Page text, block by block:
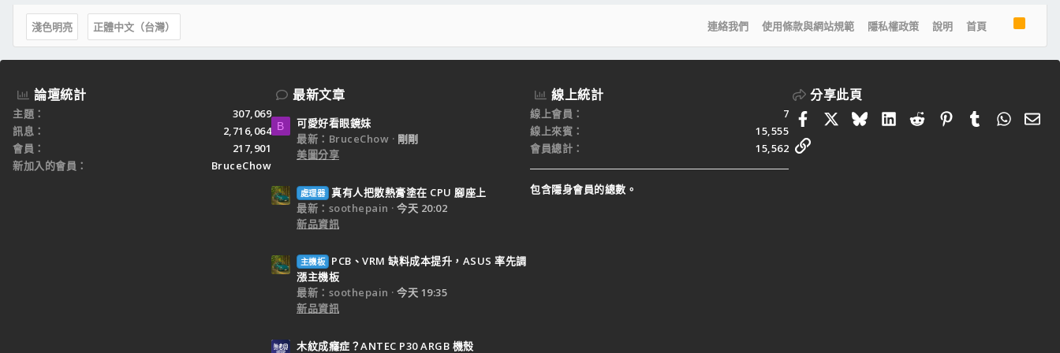
淺色明亮 正體中文（台灣） 連絡我們 使用條款與網站規範 隱私權政策 說明 首頁
R
S
論壇統計
主題
307,069
訊息
2,716,064
會員
217,901
新加入的會員
BruceChow
最新文章
B
可愛好看眼鏡妹
最新：BruceChow
剛剛
美圖分享
處理器 真有人把散熱膏塗在 CPU 腳座上
最新：soothepain
今天 20:02
新品資訊
主機板
PCB、VRM 缺料成本提升，ASUS 率先調
漲主機板
最新：soothepain
今天 19:35
新品資訊
木紋成癮症？ANTEC P30 ARGB 機殼
線上統計
線上會員
7
線上來賓
15,555
會員總計
15,562
包含隱身會員的總數。
分享此頁
FacebookBlueskyLinkedIn
RedditPinterestTumblr 電
連結